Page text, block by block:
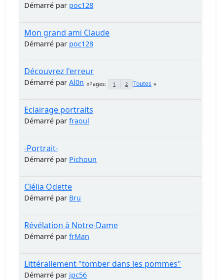
Démarré par poc128
Mon grand ami Claude
Démarré par poc128
Découvrez l'erreur
Démarré parAl0n Pages 1 2 Toutes
Eclairage portraits
Démarré parfraoul
-Portrait-
Démarré par Pichoun
Clélia Odette
Démarré par Bru
Révélation à Notre-Dame
Démarré parfrMan
Littérallement "tomber dans les pommes"
Démarré par jpc56